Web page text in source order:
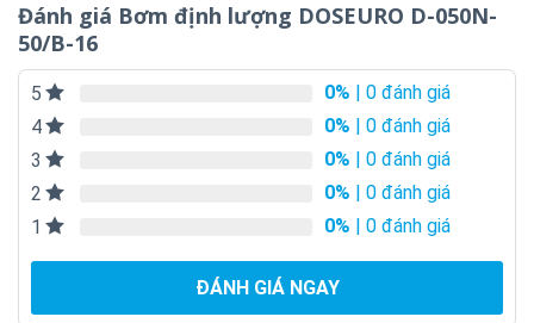
Đánh giá Bơm định lượng DOSEURO D-050N-
50/B-16
5 0% | 0 đánh giá
4
0% | 0 đánh giá
3
0% | 0 đánh giá
2
0% | 0 đánh giá
1
0% | 0 đánh giá
ĐÁNH GIÁ NGAY